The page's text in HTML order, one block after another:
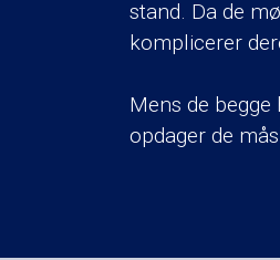
stand. Da de
komplicerer
Mens de
opdager de